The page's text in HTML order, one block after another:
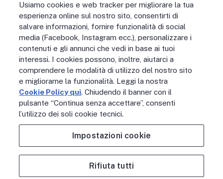
Digital Services Act
PERSONE
No Fibra? No Party!
Posizioni aperte
La vita in Open Fiber
Lavora con noi
La nostra cultura
MONDO OPEN FIBER
Supporto
Assistenza scavi
Open Fiber Network Solutions
Area Riservata Operatori
Usiamo cookies e web tracker per migliorare la tua
esperienza online sul nostro sito, consentirti di
salvare informazioni, fornire funzionalità di social
media (Facebook, Instagram ecc.), personalizzare i
contenuti e gli annunci che vedi in base ai tuoi
interessi. I cookies possono, inoltre, aiutarci a
comprendere le modalità di utilizzo del nostro sito
e migliorarne la funzionalità. Leggi la nostra
Cookie Policy qui. Chiudendo il banner con il
pulsante “Continua senza accettare”, consenti
l’utilizzo dei soli cookie tecnici.
Impostazioni cookie
Rifiuta tutti